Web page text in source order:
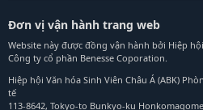
Đơn vị vận hành trang web
Website này được đồng vận hành bởi Hiệp
Công ty cổ phần Benesse Coporation.
Hiệp hội Văn hóa Sinh Viên Châu Á (ABK)
tế
113-8642, Tokyo-to Bunkyo-ku